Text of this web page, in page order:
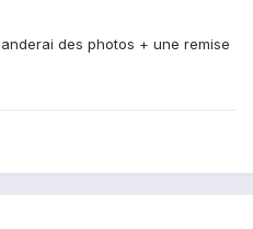
des photos + une remise